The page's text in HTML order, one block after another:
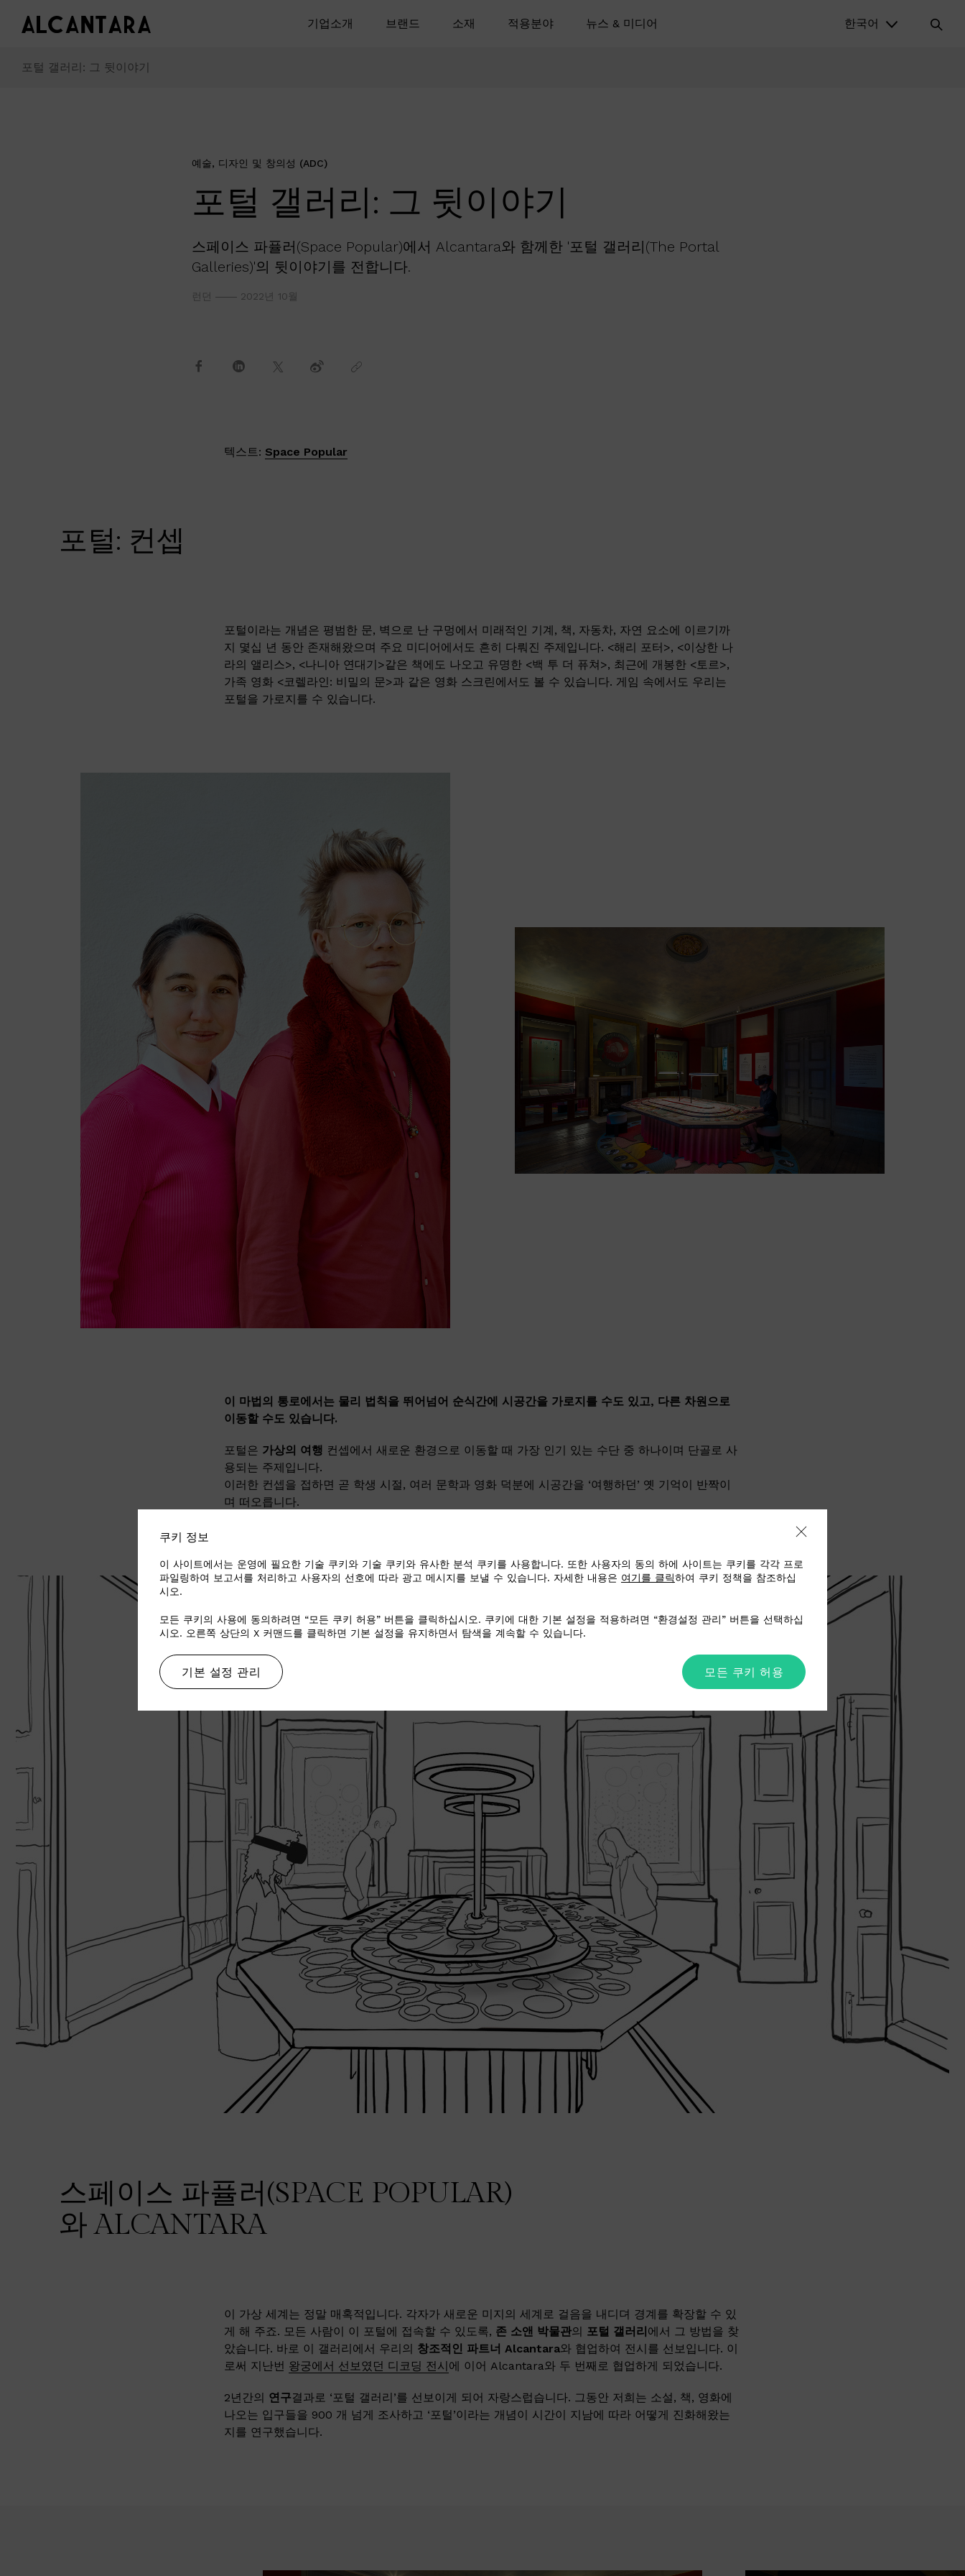
기업소개 브랜드 소재 적용분야 뉴스 & 미디어 한국어
포털 갤러리: 그 뒷이야기
예술, 디자인 및 창의성 (ADC)
포털 갤러리: 그 뒷이야기
스페이스 파퓰러(Space Popular)에서 Alcantara와 함께한 '포털 갤러리(The Portal
Galleries)'의 뒷이야기를 전합니다.
런던 2022년 10월
텍스트: Space Popular
포털: 컨셉
포털이라는 개념은 평범한 문, 벽으로 난 구멍에서 미래적인 기계, 책, 자동차, 자연 요소에 이르기까
지 몇십 년 동안 존재해왔으며 주요 미디어에서도 흔히 다뤄진 주제입니다. <해리 포터>, <이상한 나
라의 앨리스>, <나니아 연대기>같은 책에도 나오고 유명한 <백 투 더 퓨쳐>, 최근에 개봉한 <토르>,
가족 영화 <코렐라인: 비밀의 문>과 같은 영화 스크린에서도 볼 수 있습니다. 게임 속에서도 우리는
포털을 가로지를 수 있습니다.
이 마법의 통로에서는 물리 법칙을 뛰어넘어 순식간에 시공간을 가로지를 수도 있고, 다른 차원으로
이동할 수도 있습니다.
포털은 가상의 여행 컨셉에서 새로운 환경으로 이동할 때 가장 인기 있는 수단 중 하나이며 단골로 사
용되는 주제입니다.
이러한 컨셉을 접하면 곧 학생 시절, 여러 문학과 영화 덕분에 시공간을 ‘여행하던’ 옛 기억이 반짝이
며 떠오릅니다.
스페이스 파퓰러(SPACE POPULAR)
와 ALCANTARA
이 가상 세계는 정말 매혹적입니다. 각자가 새로운 미지의 세계로 걸음을 내디뎌 경계를 확장할 수 있
게 해 주죠. 모든 사람이 이 포털에 접속할 수 있도록, 존 소앤 박물관의 포털 갤러리에서 그 방법을 찾
았습니다. 바로 이 갤러리에서 우리의 창조적인 파트너 Alcantara와 협업하여 전시를 선보입니다. 이
로써 지난번 왕궁에서 선보였던 디코딩 전시에 이어 Alcantara와 두 번째로 협업하게 되었습니다.
2년간의 연구결과로 ‘포털 갤러리’를 선보이게 되어 자랑스럽습니다. 그동안 저희는 소설, 책, 영화에
나오는 입구들을 900 개 넘게 조사하고 ‘포털’이라는 개념이 시간이 지남에 따라 어떻게 진화해왔는
지를 연구했습니다.
쿠키 정보
이 사이트에서는 운영에 필요한 기술 쿠키와 기술 쿠키와 유사한 분석 쿠키를 사용합니다. 또한 사용자의 동의 하에 사이트는 쿠키를 각각 프로
파일링하여 보고서를 처리하고 사용자의 선호에 따라 광고 메시지를 보낼 수 있습니다. 자세한 내용은 여기를 클릭하여 쿠키 정책을 참조하십
시오.
모든 쿠키의 사용에 동의하려면 “모든 쿠키 허용” 버튼을 클릭하십시오. 쿠키에 대한 기본 설정을 적용하려면 “환경설정 관리” 버튼을 선택하십
시오. 오른쪽 상단의 X 커맨드를 클릭하면 기본 설정을 유지하면서 탐색을 계속할 수 있습니다.
모든 쿠키 허용
기본 설정 관리